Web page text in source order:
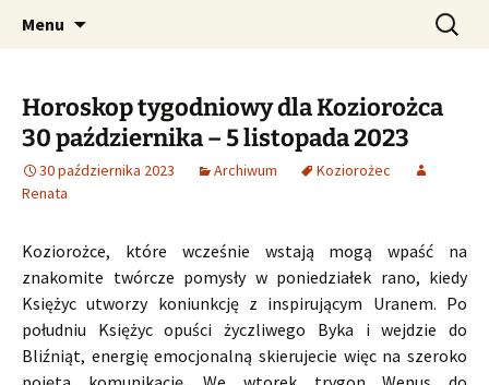
CzaroMarowy horoskop
dzienny, miesięczny i
tygodniowy
Profesjonalne przepowiednie astrologiczne
Menu Szukaj:
Horoskop tygodniowy dla Koziorożca
30 października – 5 listopada 2023
30 października 2023 Archiwum
Koziorożec
Renata
Koziorożce, które wcześnie wstają mogą wpaść na
znakomite twórcze pomysły w poniedziałek rano, kiedy
Księżyc utworzy koniunkcję z inspirującym Uranem. Po
południu Księżyc opuści życzliwego Byka i wejdzie do
Bliźniąt, energię emocjonalną skierujecie więc na szeroko